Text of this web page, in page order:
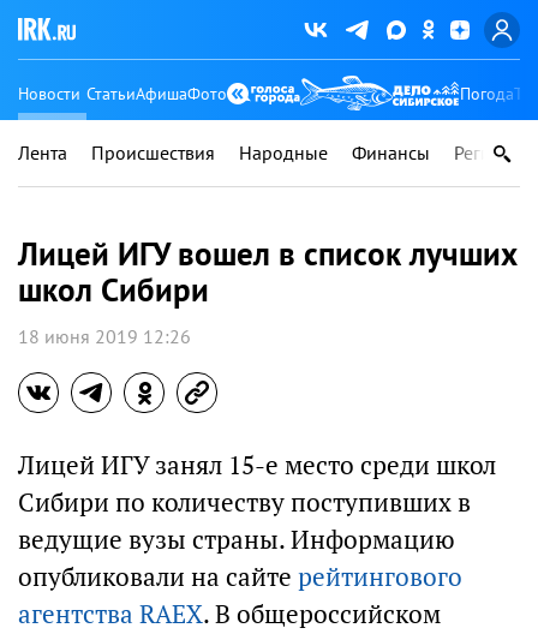
Новости СтатьиАфишаФото Погода
Лента Происшествия Народные Финансы Регионы
Лицей ИГУ вошел в список лучших
школ Сибири
18 июня 2019 12:26
Лицей ИГУ занял 15-е место среди школ
Сибири по количеству поступивших в
ведущие вузы страны. Информацию
опубликовали на сайте рейтингового
агентства RAEX. В общероссийском